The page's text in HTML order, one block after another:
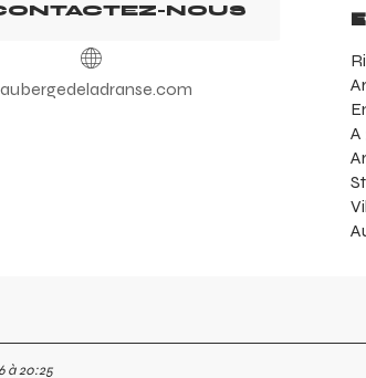
NOUS
aubergedeladranse.com
A
à 20:25